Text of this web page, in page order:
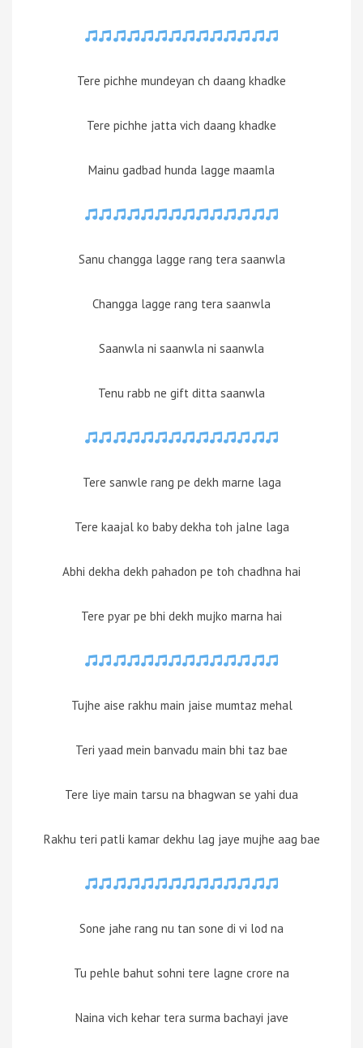
Tere pichhe mundeyan ch daang khadke
Tere pichhe jatta vich daang khadke
Mainu gadbad hunda lagge maamla
Sanu changga lagge rang tera saanwla
Changga lagge rang tera saanwla
Saanwla ni saanwla ni saanwla
Tenu rabb ne gift ditta saanwla
Tere sanwle rang pe dekh marne laga
Tere kaajal ko baby dekha toh jalne laga
Abhi dekha dekh pahadon pe toh chadhna hai
Tere pyar pe bhi dekh mujko marna hai
Tujhe aise rakhu main jaise mumtaz mehal
Teri yaad mein banvadu main bhi taz bae
Tere liye main tarsu na bhagwan se yahi dua
Rakhu teri patli kamar dekhu lag jaye mujhe aag bae
Sone jahe rang nu tan sone di vi lod na
Tu pehle bahut sohni tere lagne crore na
Naina vich kehar tera surma bachayi jave